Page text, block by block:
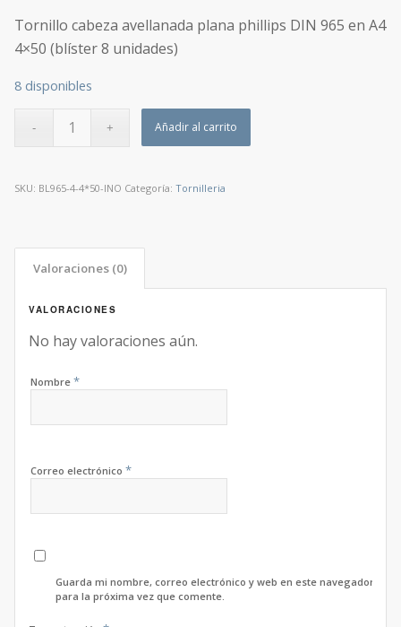
original
era:
actual
es:
Tornillo cabeza avellanada plana phillips DIN 965 en A4
4×50 (blíster 8 unidades)
8 disponibles
Añadir al carrito
SKU: BL965-4-4*50-INO Categoría: Tornilleria
Valoraciones (0)
VALORACIONES
No hay valoraciones aún.
Nombre *
Correo electrónico *
Guarda mi nombre, correo electrónico y web en este navegador
para la próxima vez que comente.